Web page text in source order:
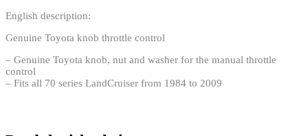
English description:
Genuine Toyota knob throttle control
– Genuine Toyota knob, nut and washer for the manual throttle
control
– Fits all 70 series LandCruiser from 1984 to 2009